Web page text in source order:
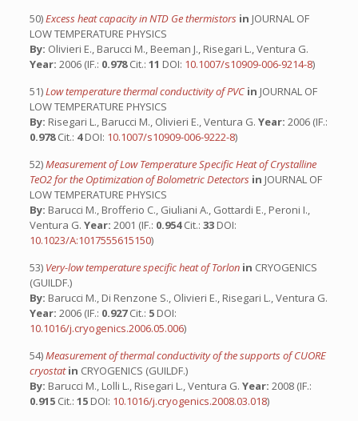
50)Excess heat capacity in NTD Ge thermistors in JOURNAL OF
LOW TEMPERATURE PHYSICS
By: Olivieri E., Barucci M., Beeman J., Risegari L., Ventura G.
Year: 2006 (IF.: 0.978Cit.: 11 DOI: 10.1007/s10909-006-9214-8)
51)Low temperature thermal conductivity of PVC in JOURNAL OF
LOW TEMPERATURE PHYSICS
By: Risegari L., Barucci M., Olivieri E., Ventura G. Year: 2006 (IF.:
0.978Cit.: 4DOI: 10.1007/s10909-006-9222-8)
52)Measurement of Low Temperature Specific Heat of Crystalline
TeO2 for the Optimization of Bolometric Detectors in JOURNAL OF
LOW TEMPERATURE PHYSICS
By: Barucci M., Brofferio C., Giuliani A., Gottardi E., Peroni I.,
Ventura G. Year: 2001 (IF.: 0.954Cit.: 33 DOI:
10.1023/A:1017555615150)
53) Very-low temperature specific heat of Torlon in CRYOGENICS
(GUILDF.)
By: Barucci M., Di Renzone S., Olivieri E., Risegari L., Ventura G.
Year: 2006 (IF.: 0.927Cit.: 5 DOI:
10.1016/j.cryogenics.2006.05.006)
54)Measurement of thermal conductivity of the supports of CUORE
cryostatin CRYOGENICS (GUILDF.)
By: Barucci M., Lolli L., Risegari L., Ventura G. Year: 2008 (IF.:
0.915 Cit.: 15 DOI: 10.1016/j.cryogenics.2008.03.018)